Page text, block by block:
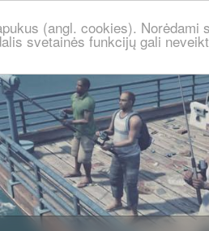
(angl. cookies). Norėdami
svetainės funkcijų gali